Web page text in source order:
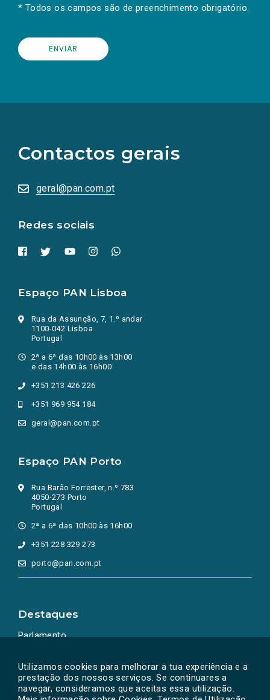
Utilizamos cookies para melhorar a tua experiência e a
prestação dos nossos serviços. Se continuares a
navegar, consideramos que aceitas essa utilização.
* Todos os campos são de preenchimento obrigatório.
Contactos gerais
geral@pan.com.pt
Redes sociais
redes
sociais
numa
nova
Espaço PAN Lisboa
Rua da Assunção, 7, 1.º andar
1100-042 Lisboa
Portugal
2ª a 6ª das 10h00 às 13h00
e das 14h00 às 16h00
+351 213 426 226
+351 969 954 184
geral@pan.com.pt
Espaço PAN Porto
Rua Barão Forrester, n.º 783
4050-273 Porto
Portugal
2ª a 6ª das 10h00 às 16h00
+351 228 329 273
porto@pan.com.pt
Destaques
Parlamento